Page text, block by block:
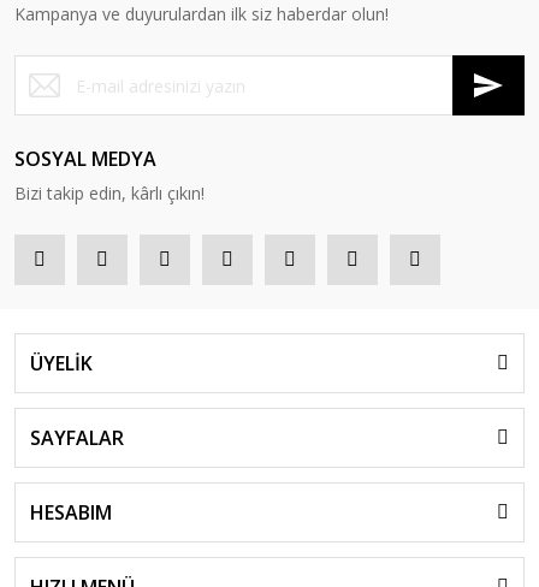
Kampanya ve duyurulardan ilk siz haberdar olun!
SOSYAL MEDYA
Bizi takip edin, kârlı çıkın!
ÜYELİK
SAYFALAR
HESABIM